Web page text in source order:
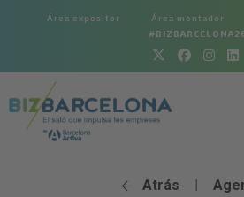
Área expositor Área montador
Atrás |